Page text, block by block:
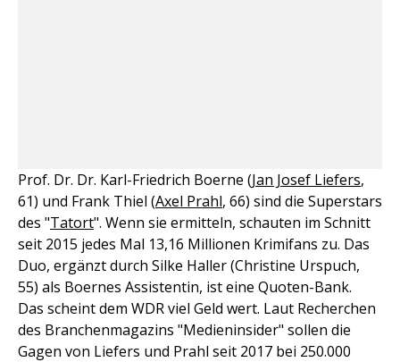
Prof. Dr. Dr. Karl-Friedrich Boerne (Jan Josef Liefers,
61) und Frank Thiel (Axel Prahl, 66) sind die Superstars
des "Tatort". Wenn sie ermitteln, schauten im Schnitt
seit 2015 jedes Mal 13,16 Millionen Krimifans zu. Das
Duo, ergänzt durch Silke Haller (Christine Urspuch,
55) als Boernes Assistentin, ist eine Quoten-Bank.
Das scheint dem WDR viel Geld wert. Laut Recherchen
des Branchenmagazins "Medieninsider" sollen die
Gagen von Liefers und Prahl seit 2017 bei 250.000